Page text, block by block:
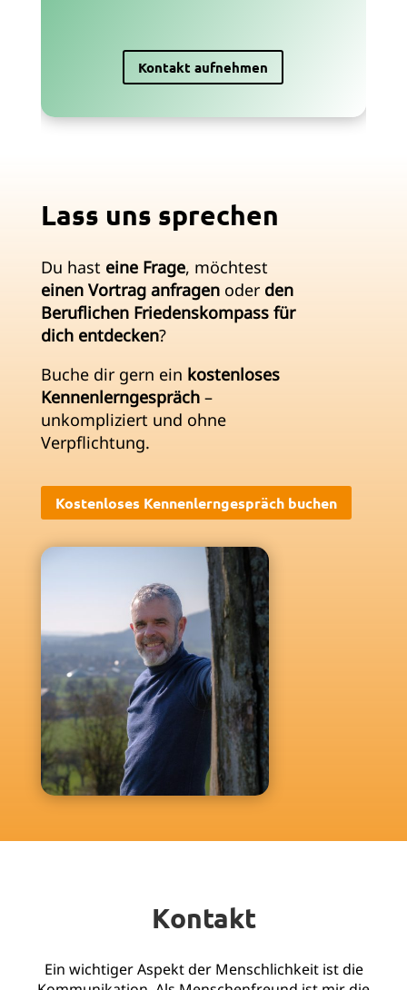
Kontakt aufnehmen
Lass uns sprechen
Du hast eine Frage, möchtest
einen Vortrag anfragenoder den
Beruflichen Friedenskompass für
dich entdecken?
Buche dir gern ein kostenloses
Kennenlerngespräch–
unkompliziert und ohne
Verpflichtung.
Kostenloses Kennenlerngespräch buchen
Kontakt
Ein wichtiger Aspekt der Menschlichkeit ist die